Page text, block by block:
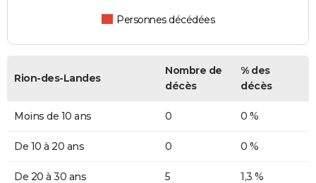
Personnes décédées
Rion-des-Landes
Nombre de
décès
% des
décès
Moins de 10 ans 0 0 %
De 10 à 20 ans 0 0 %
De 20 à 30 ans 5 1,3 %